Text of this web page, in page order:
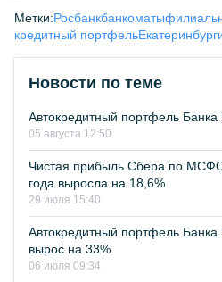
Метки:Росбанкбанкоматы
кредитный портфельЕкатеринбург
Новости по теме
Автокредитный портфель
05 августа 12:50
Чистая прибыль Сбера по
года выросла на 18,6%
29 июля 15:40
Автокредитный портфель Банка
вырос на 33%
06 июля 09:34